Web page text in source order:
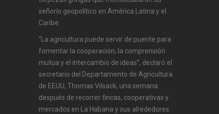
señorío geopolítico en América Latina y el
Caribe.
“La agricultura puede servir de puente para
fomentar la cooperación, la comprensión
mutua y el intercambio de ideas”, declaró el
secretario del Departamento de Agricultura
de EEUU, Thomas Vilsack, una semana
después de recorrer fincas, cooperativas y
mercados en La Habana y sus alrededores.